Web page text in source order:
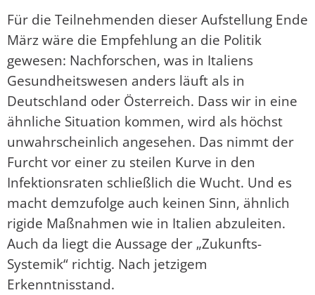
Für die Teilnehmenden dieser Aufstellung Ende
März wäre die Empfehlung an die Politik
gewesen: Nachforschen, was in Italiens
Gesundheitswesen anders läuft als in
Deutschland oder Österreich. Dass wir in eine
ähnliche Situation kommen, wird als höchst
unwahrscheinlich angesehen. Das nimmt der
Furcht vor einer zu steilen Kurve in den
Infektionsraten schließlich die Wucht. Und es
macht demzufolge auch keinen Sinn, ähnlich
rigide Maßnahmen wie in Italien abzuleiten.
Auch da liegt die Aussage der „Zukunfts-
Systemik“ richtig. Nach jetzigem
Erkenntnisstand.